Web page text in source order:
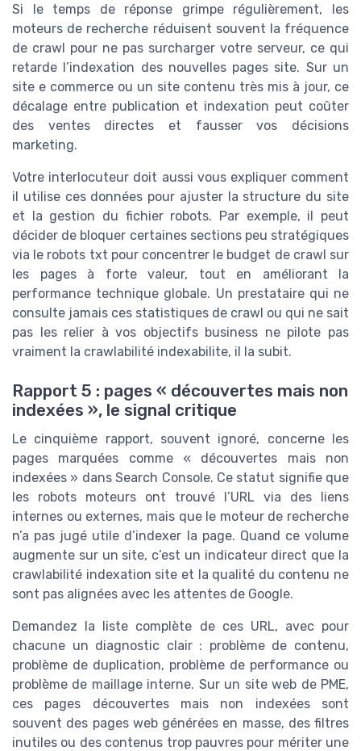
Si le temps de réponse grimpe régulièrement, les
moteurs de recherche réduisent souvent la fréquence
de crawl pour ne pas surcharger votre serveur, ce qui
retarde l’indexation des nouvelles pages site. Sur un
site e commerce ou un site contenu très mis à jour, ce
décalage entre publication et indexation peut coûter
des ventes directes et fausser vos décisions
marketing.
Votre interlocuteur doit aussi vous expliquer comment
il utilise ces données pour ajuster la structure du site
et la gestion du fichier robots. Par exemple, il peut
décider de bloquer certaines sections peu stratégiques
via le robots txt pour concentrer le budget de crawl sur
les pages à forte valeur, tout en améliorant la
performance technique globale. Un prestataire qui ne
consulte jamais ces statistiques de crawl ou qui ne sait
pas les relier à vos objectifs business ne pilote pas
vraiment la crawlabilité indexabilite, il la subit.
Rapport 5 : pages « découvertes mais non
indexées », le signal critique
Le cinquième rapport, souvent ignoré, concerne les
pages marquées comme « découvertes mais non
indexées » dans Search Console. Ce statut signifie que
les robots moteurs ont trouvé l’URL via des liens
internes ou externes, mais que le moteur de recherche
n’a pas jugé utile d’indexer la page. Quand ce volume
augmente sur un site, c’est un indicateur direct que la
crawlabilité indexation site et la qualité du contenu ne
sont pas alignées avec les attentes de Google.
Demandez la liste complète de ces URL, avec pour
chacune un diagnostic clair : problème de contenu,
problème de duplication, problème de performance ou
problème de maillage interne. Sur un site web de PME,
ces pages découvertes mais non indexées sont
souvent des pages web générées en masse, des filtres
inutiles ou des contenus trop pauvres pour mériter une